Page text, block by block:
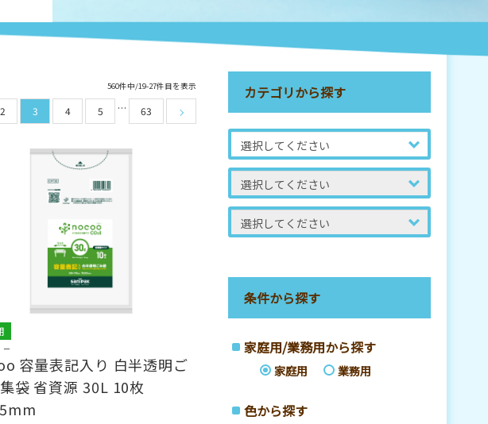
560件中/19-27件目を表示
2 3 4 5 … 63
容量表記入り 白半透明ご
袋 省資源 30L 10枚
カテゴリから探す
条件から探す
家庭用/業務用から探す
家庭用 業務用
色から探す